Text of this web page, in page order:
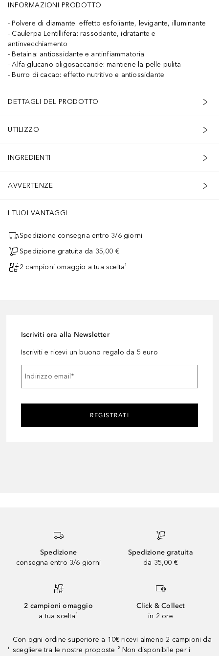
INFORMAZIONI PRODOTTO
Polvere di diamante: effetto esfoliante, levigante, illuminante
Caulerpa Lentillifera: rassodante, idratante e
antinvecchiamento
Betaina: antiossidante e antinfiammatoria
Alfa-glucano oligosaccaride: mantiene la pelle pulita
Burro di cacao: effetto nutritivo e antiossidante
DETTAGLI DEL PRODOTTO
UTILIZZO
INGREDIENTI
AVVERTENZE
I TUOI VANTAGGI
Spedizione consegna entro 3/6 giorni
Spedizione gratuita da 35,00 €
2 campioni omaggio a tua scelta¹
Iscriviti ora alla Newsletter
Iscriviti e ricevi un buono regalo da 5 euro
Indirizzo email*
REGISTRATI
Spedizione
consegna entro 3/6 giorni
Spedizione gratuita
da 35,00 €
2 campioni omaggio
a tua scelta¹
Click & Collect
in 2 ore
¹
Con ogni ordine superiore a 10€ ricevi almeno 2 campioni da
scegliere tra le nostre proposte ² Non disponibile per i